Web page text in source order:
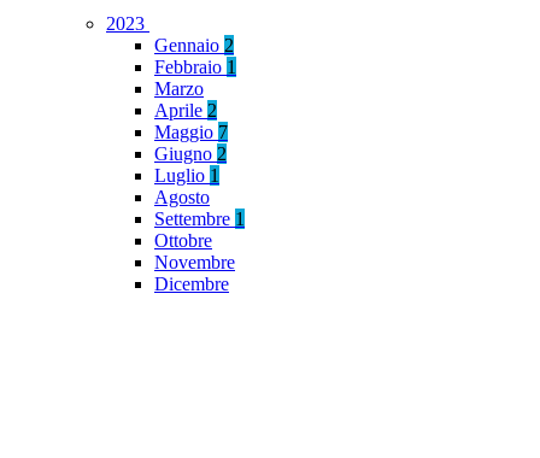
2023
Gennaio 2
Febbraio 1
Marzo
Aprile 2
Maggio 7
Giugno 2
Luglio 1
Agosto
Settembre 1
Ottobre
Novembre
Dicembre